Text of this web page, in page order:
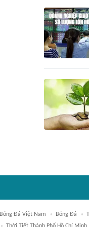
Bóng Đá Việt Nam Bóng Đá